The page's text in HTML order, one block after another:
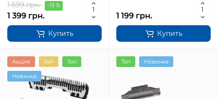
1 599 грн. -13 %
1 399 грн.
Купить
1 199 грн.
Купить
Акция Хит Топ
Новинка
Топ Новинка